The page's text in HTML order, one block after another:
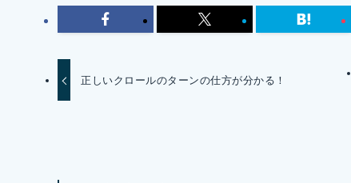
正しいクロールのターンの仕方が分かる！